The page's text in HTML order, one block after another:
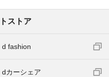
ストア
d fashion
dカーシェア